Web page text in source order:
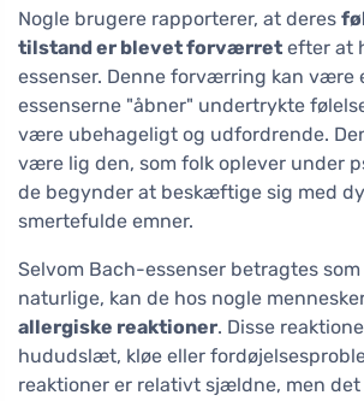
Nogle brugere rapporterer, at deres
tilstand er blevet forværret efter at
essenser. Denne forværring kan være
essenserne "åbner" undertrykte
være ubehageligt og udfordrende.
være lig den, som folk oplever under
de begynder at beskæftige sig med
smertefulde emner.
Selvom Bach-essenser betragtes som
naturlige, kan de hos nogle
allergiske reaktioner. Disse
hududslæt, kløe eller
reaktioner er relativt sjældne, men